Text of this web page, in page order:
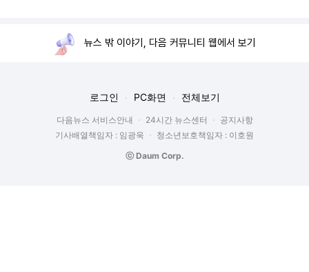
뉴스 밖 이야기, 다음 커뮤니티 웹에서 보기
로그인 PC화면 전체보기
다음뉴스 서비스안내 24시간 뉴스센터
공지사항
기사배열책임자 : 임광욱
청소년보호책임자 : 이호원
ⓒ Daum Corp.